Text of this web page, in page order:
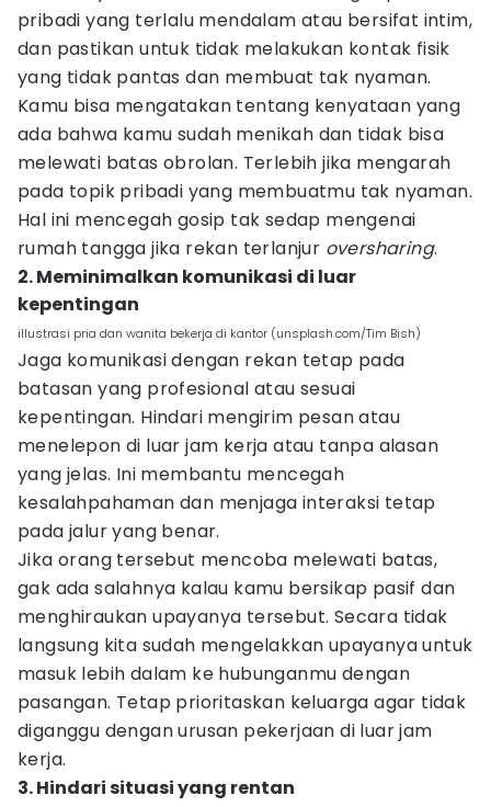
pribadi yang terlalu mendalam atau bersifat intim,
dan pastikan untuk tidak melakukan kontak fisik
yang tidak pantas dan membuat tak nyaman.
Kamu bisa mengatakan tentang kenyataan yang
ada bahwa kamu sudah menikah dan tidak bisa
melewati batas obrolan. Terlebih jika mengarah
pada topik pribadi yang membuatmu tak nyaman.
Hal ini mencegah gosip tak sedap mengenai
rumah tangga jika rekan terlanjur oversharing.
2. Meminimalkan komunikasi di luar
kepentingan
illustrasi pria dan wanita bekerja di kantor (unsplash.com/Tim Bish)
Jaga komunikasi dengan rekan tetap pada
batasan yang profesional atau sesuai
kepentingan. Hindari mengirim pesan atau
menelepon di luar jam kerja atau tanpa alasan
yang jelas. Ini membantu mencegah
kesalahpahaman dan menjaga interaksi tetap
pada jalur yang benar.
Jika orang tersebut mencoba melewati batas,
gak ada salahnya kalau kamu bersikap pasif dan
menghiraukan upayanya tersebut. Secara tidak
langsung kita sudah mengelakkan upayanya untuk
masuk lebih dalam ke hubunganmu dengan
pasangan. Tetap prioritaskan keluarga agar tidak
diganggu dengan urusan pekerjaan di luar jam
kerja.
3. Hindari situasi yang rentan